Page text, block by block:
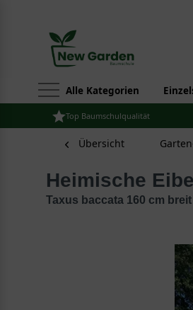
Alle Kategorien
Top Baumschulqualität
Übersicht
Heimische
Taxus baccata 160 cm